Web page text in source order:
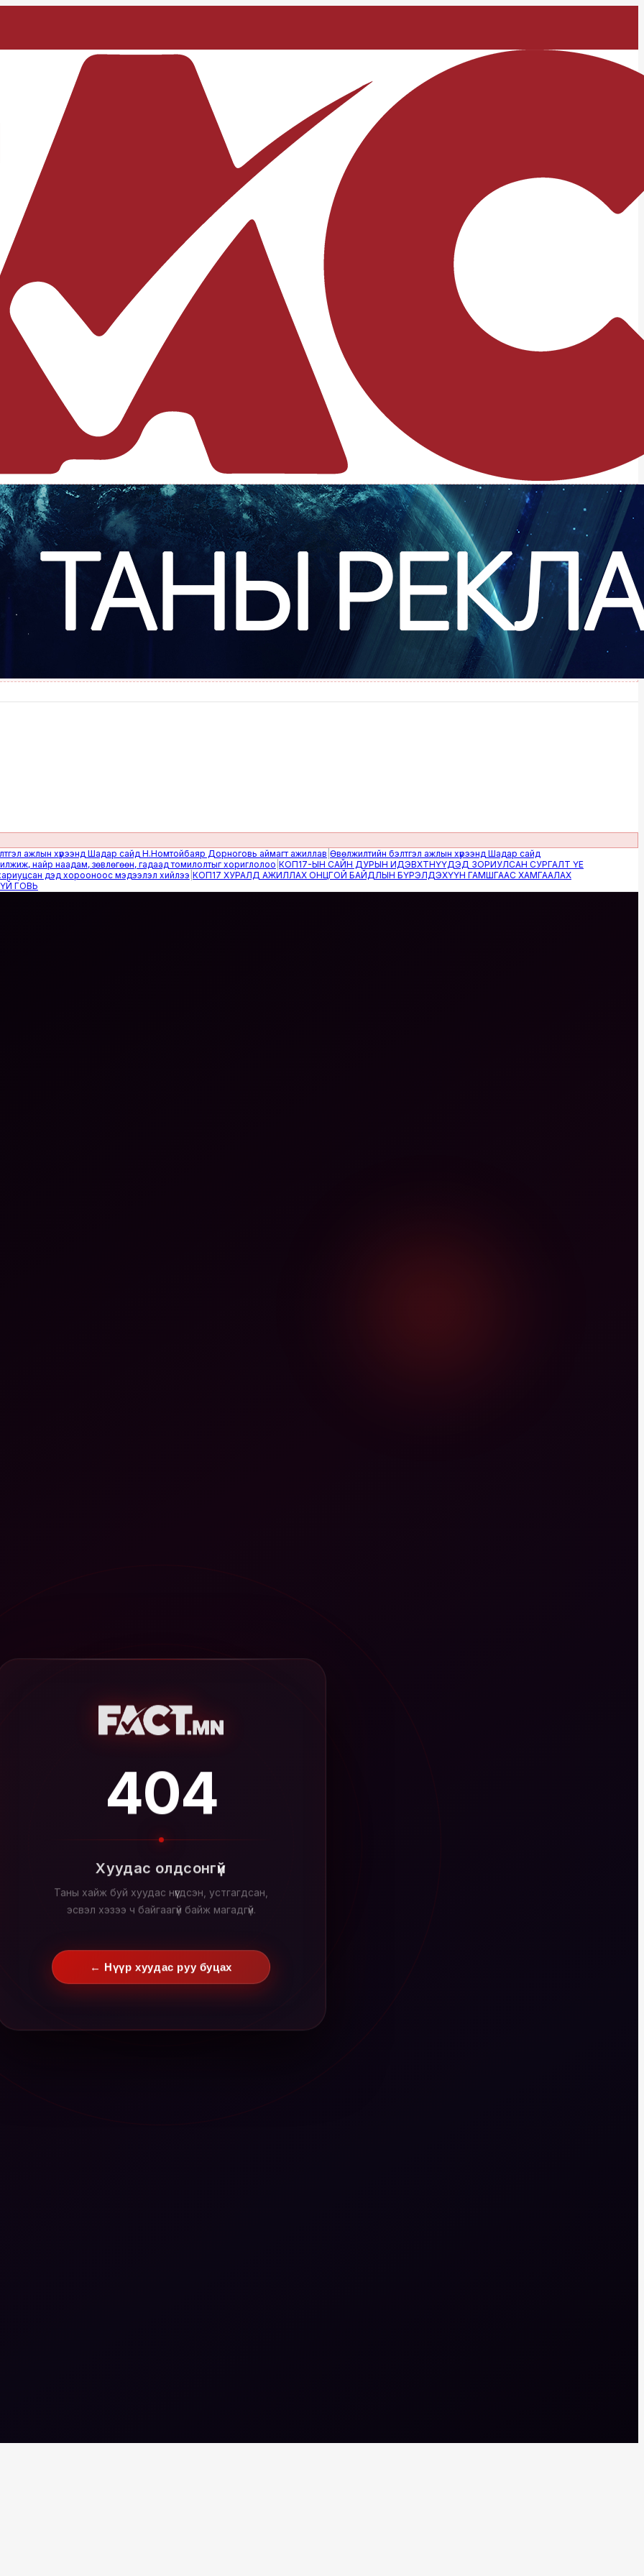
хүрээнд Шадар сайд Н.Номтойбаяр Дорноговь аймагт ажиллав|Өвөлжилтийн бэлтгэл ажлын хүрээнд Шадар сайд
наадам, зөвлөгөөн, гадаад томилолтыг хориглолоо|КОП17-ЫН САЙН ДУРЫН ИДЭВХТНҮҮДЭД ЗОРИУЛСАН СУРГАЛТ ҮЕ
дэд хорооноос мэдээлэл хийлээ|КОП17 ХУРАЛД АЖИЛЛАХ ОНЦГОЙ БАЙДЛЫН БҮРЭЛДЭХҮҮН ГАМШГААС ХАМГААЛАХ
404
Хуудас олдсонгүй
Таны хайж буй хуудас нүүгдсэн, устгагдсан,
эсвэл хэзээ ч байгаагүй байж магадгүй.
← Нүүр хуудас руу буцах